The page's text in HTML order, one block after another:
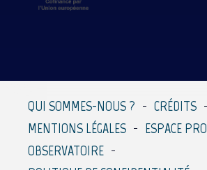
QUI SOMMES-NOUS ?
CRÉDITS
MENTIONS LÉGALES
ESPACE PRO
OBSERVATOIRE